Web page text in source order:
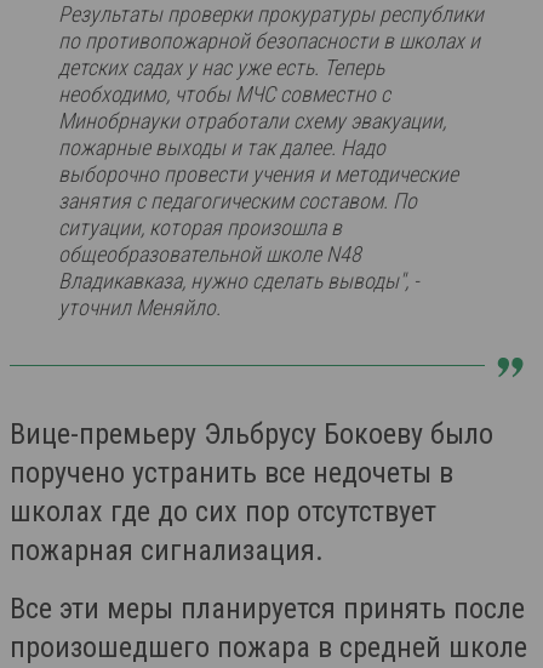
Результаты проверки прокуратуры республики
по противопожарной безопасности в школах и
детских садах у нас уже есть. Теперь
необходимо, чтобы МЧС совместно с
Минобрнауки отработали схему эвакуации,
пожарные выходы и так далее. Надо
выборочно провести учения и методические
занятия с педагогическим составом. По
ситуации, которая произошла в
общеобразовательной школе N48
Владикавказа, нужно сделать выводы", -
уточнил Меняйло.
Вице-премьеру Эльбрусу Бокоеву было
поручено устранить все недочеты в
школах где до сих пор отсутствует
пожарная сигнализация.
Все эти меры планируется принять после
произошедшего пожара в средней школе